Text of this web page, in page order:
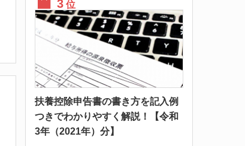
位
扶養控除申告書の書き方を記入例
つきでわかりやすく解説！【令和
3年（2021年）分】